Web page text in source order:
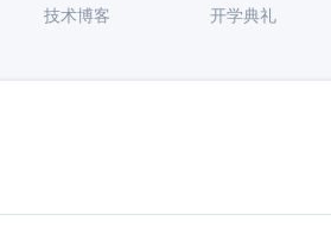
技术博客 开学典礼